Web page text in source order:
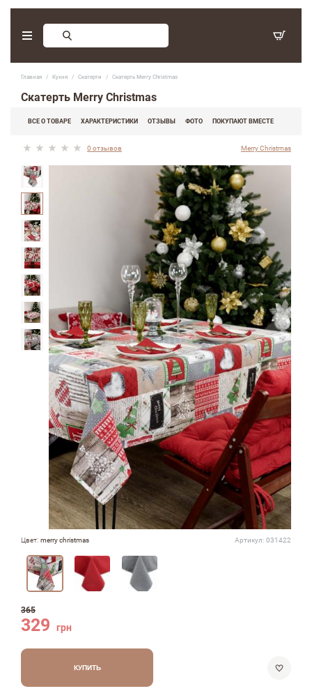
Главная Кухня Скатерти Скатерть Merry Christmas
Скатерть Merry Christmas
ВСЕ О ТОВАРЕ ХАРАКТЕРИСТИКИ ОТЗЫВЫ ФОТО ПОКУПАЮТ ВМЕСТЕ
0 отзывов Merry Christmas
Цвет: merry christmas Артикул: 031422
365
329 грн
КУПИТЬ
Заказ обратного звонка
(097) 416-90-33 ,
(066) 339-07-15